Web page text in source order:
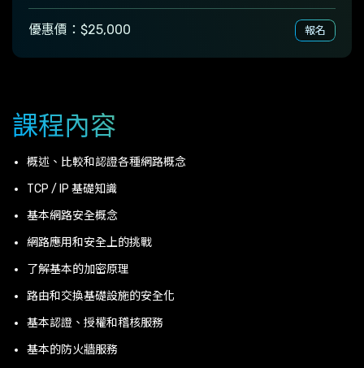
優惠價：$25,000 報名
課程內容
概述、比較和認證各種網路概念
TCP / IP 基礎知識
基本網路安全概念
網路應用和安全上的挑戰
了解基本的加密原理
路由和交換基礎設施的安全化
基本認證、授權和稽核服務
基本的防火牆服務